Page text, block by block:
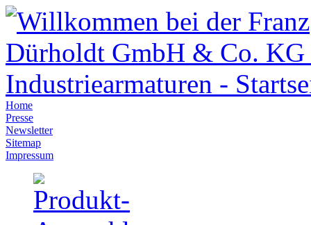
Home
Presse
Newsletter
Sitemap
Impressum